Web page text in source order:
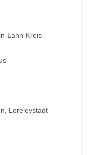
Lahn-Kreis
Loreleystadt